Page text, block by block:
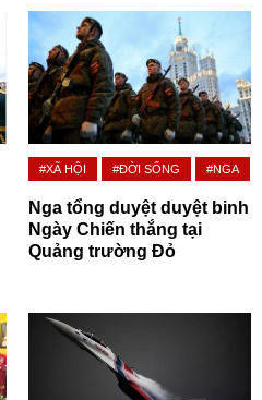
#XÃ HỘI #ĐỜI SỐNG #NGA
Nga tổng duyệt duyệt binh
Ngày Chiến thắng tại
Quảng trường Đỏ